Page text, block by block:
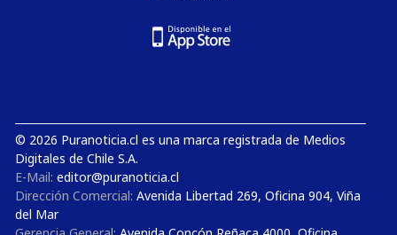
© 2026 Puranoticia.cl es una marca registrada de Medios
Digitales de Chile S.A.
E-Mail: editor@puranoticia.cl
Dirección Comercial: Avenida Libertad 269, Oficina 904, Viña
del Mar